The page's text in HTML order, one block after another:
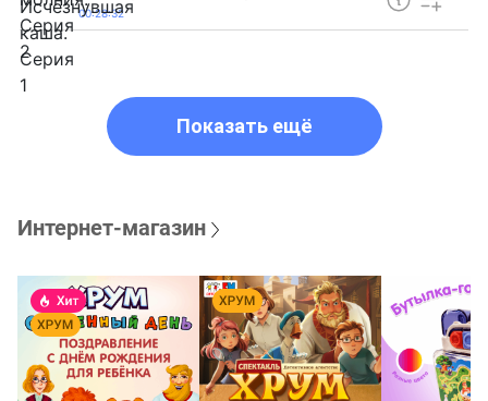
00:28:32
Показать ещё
Интернет-магазин